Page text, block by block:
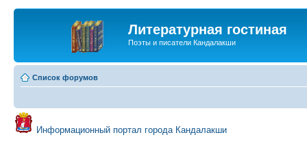
Литературная гостиная
Поэты и писатели Кандалакши
Список форумов
Информационный портал города Кандалакши